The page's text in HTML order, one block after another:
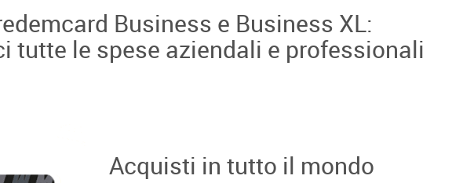
Business e Business XL:
tutte le spese aziendali e professionali
Acquisti in tutto il mondo